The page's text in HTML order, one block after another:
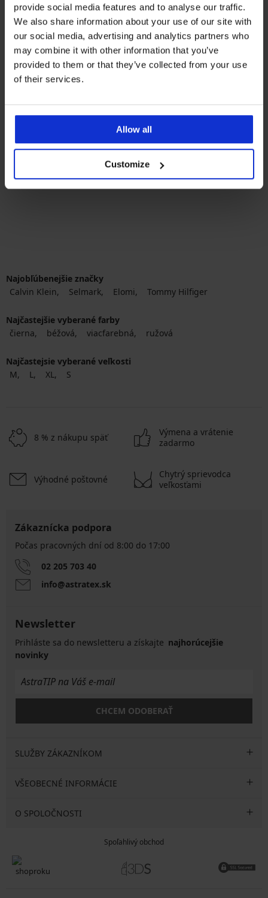
provide social media features and to analyse our traffic.
We also share information about your use of our site with
our social media, advertising and analytics partners who
may combine it with other information that you’ve
provided to them or that they’ve collected from your use
of their services.
Allow all
Customize
Podprsenka Luna Splendida
Najobľúbenejšie značky
Calvin Klein
Selmark Elomi Tommy Hilfiger
Najčastejšie vyberané farby
čierna
béžová viacfarebná ružová
Najčastejsie vyberané veľkosti
M
L XL S
8 % z nákupu späť
Výmena a vrátenie
zadarmo
Výhodné poštovné
Chytrý sprievodca
veľkosťami
Zákaznícka podpora
Počas pracovných dní od 8:00 do 17:00
02 205 703 40
info@astratex.sk
Newsletter
Prihláste sa do newsletteru a získajte najhorúcejšie
novinky
CHCEM ODOBERAŤ
SLUŽBY ZÁKAZNÍKOM
VŠEOBECNÉ INFORMÁCIE
O SPOLOČNOSTI
Spoľahlivý obchod